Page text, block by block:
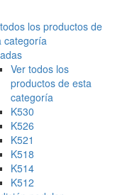
los productos de
categoría
Ver todos los
productos de esta
categoría
K530
K526
K521
K518
K514
K512